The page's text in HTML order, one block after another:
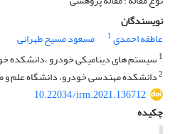
نویسندگان
عاطفه احمدی1 مسعود مسیح طهرانی
1سیستم های دینامیکی خودرو ،دانشکده
2دانشکده مهندسی خودرو، دانشگاه علم و
10.22034/irm.2021.136712
چکیده